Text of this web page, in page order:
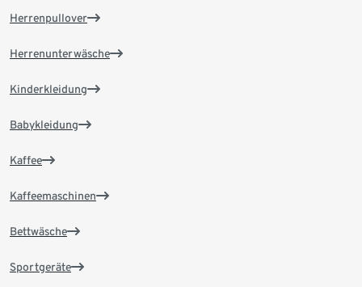
Herrenpullover
Herrenunterwäsche
Kinderkleidung
Babykleidung
Kaffee
Kaffeemaschinen
Bettwäsche
Sportgeräte